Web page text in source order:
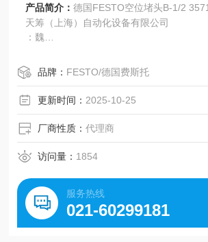
产品简介：德国FESTO空位堵头B-1/2
天筹（上海）自动化设备有限公司
：魏
：
品牌： FESTO/德国费斯托
更新时间： 2025-10-25
厂商性质：代理商
访问量： 1854
服务热线
021-60299181